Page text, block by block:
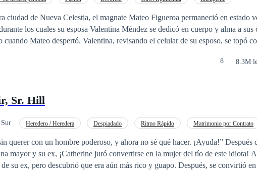
ciudad de Nueva Celestia, el magnate Mateo Figueroa permaneció en estado
los cuales su esposa Valentina Méndez se dedicó en cuerpo y alma a
cuando Mateo despertó. Valentina, revisando el celular de su esposo, se topó
social elitista de Mateo, que siempre había mirado a Valentina por
había sido real, y ella no había sido más que el hazmerreír de aquella
de divorcio. El motivo declarado, para su horror: disfunción eréctil. Enfurecido
llamaron "patito feo" se había transformado en una prestigiosa doctora. Allí
gala, su silueta elegante reclinada con aire despreocupado bajo las
su presencia, la señora Figueroa le dedicó una sonrisa cargada de ironía y
8 8.3M
Sr. Hill
Heredero / Heredera Despiadado Ritmo Rápido
Matrimonio por Contrato
querer con un hombre poderoso, y ahora no sé qué hacer. ¡Ayuda!” Después
mayor y su ex, ¡Catherine juró convertirse en la mujer del tío de este idiota!
su ex, pero descubrió que era aún más rico y guapo. Después, se convirtió en